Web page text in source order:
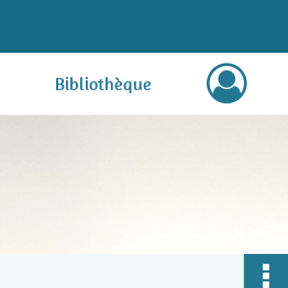
Bibliothèque